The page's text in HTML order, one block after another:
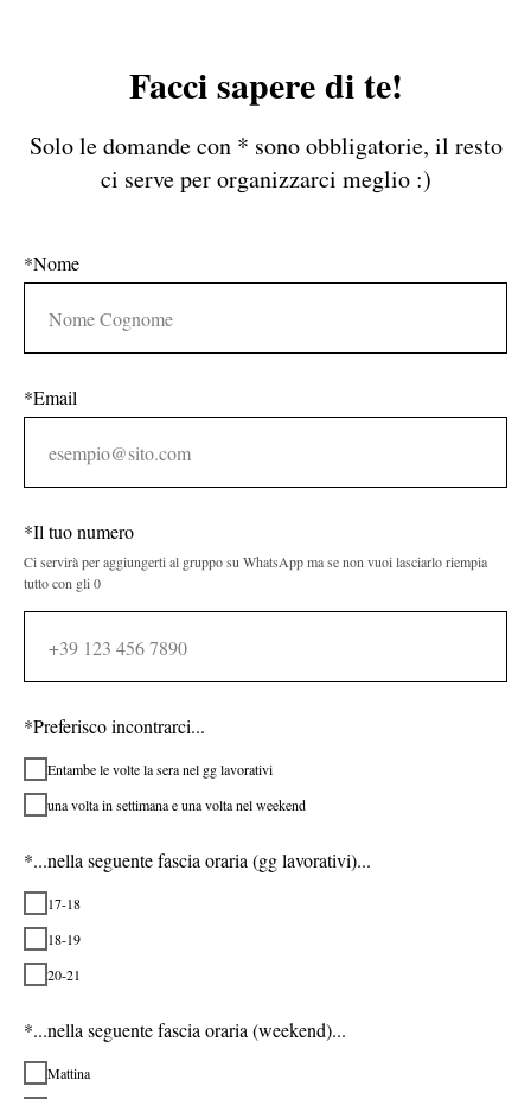
Facci sapere di te!
Solo le domande con * sono obbligatorie, il resto
ci serve per organizzarci meglio :)
*Nome
*Email
*Il tuo numero
Ci servirà per aggiungerti al gruppo su WhatsApp ma se non vuoi lasciarlo riempia
tutto con gli 0
*Preferisco incontrarci...
Entambe le volte la sera nel gg lavorativi
una volta in settimana e una volta nel weekend
*...nella seguente fascia oraria (gg lavorativi)...
17-18
18-19
20-21
*...nella seguente fascia oraria (weekend)...
Mattina